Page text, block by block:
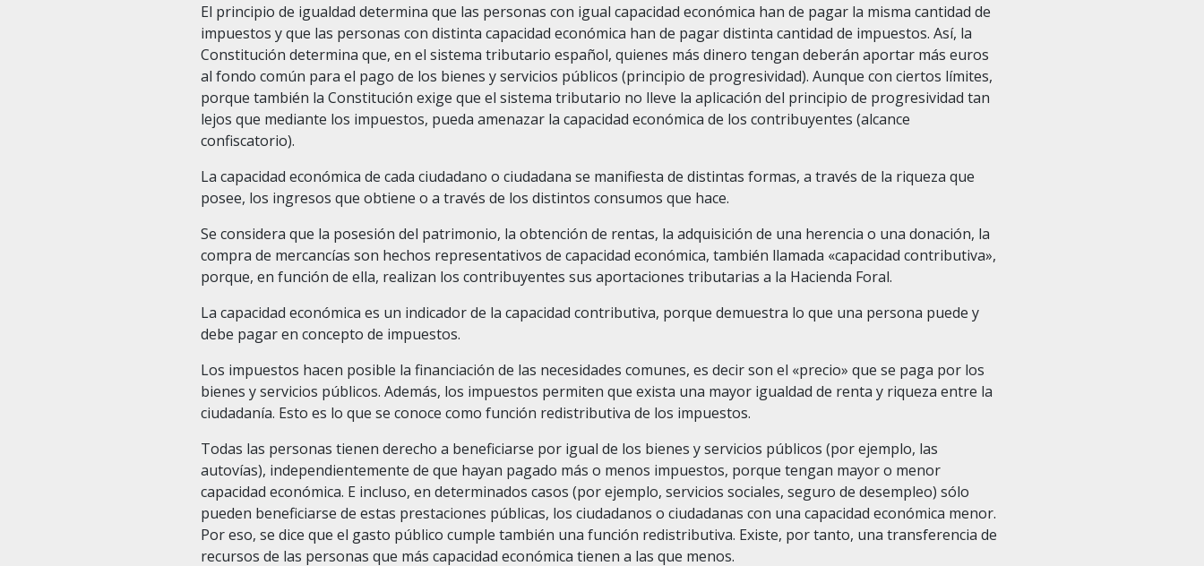
El principio de igualdad determina que las personas con igual capacidad económica han de pagar la misma cantidad de
impuestos y que las personas con distinta capacidad económica han de pagar distinta cantidad de impuestos. Así, la
Constitución determina que, en el sistema tributario español, quienes más dinero tengan deberán aportar más euros
al fondo común para el pago de los bienes y servicios públicos (principio de progresividad). Aunque con ciertos límites,
porque también la Constitución exige que el sistema tributario no lleve la aplicación del principio de progresividad tan
lejos que mediante los impuestos, pueda amenazar la capacidad económica de los contribuyentes (alcance
confiscatorio).
La capacidad económica de cada ciudadano o ciudadana se manifiesta de distintas formas, a través de la riqueza que
posee, los ingresos que obtiene o a través de los distintos consumos que hace.
Se considera que la posesión del patrimonio, la obtención de rentas, la adquisición de una herencia o una donación, la
compra de mercancías son hechos representativos de capacidad económica, también llamada «capacidad contributiva»,
porque, en función de ella, realizan los contribuyentes sus aportaciones tributarias a la Hacienda Foral.
La capacidad económica es un indicador de la capacidad contributiva, porque demuestra lo que una persona puede y
debe pagar en concepto de impuestos.
Los impuestos hacen posible la financiación de las necesidades comunes, es decir son el «precio» que se paga por los
bienes y servicios públicos. Además, los impuestos permiten que exista una mayor igualdad de renta y riqueza entre la
ciudadanía. Esto es lo que se conoce como función redistributiva de los impuestos.
Todas las personas tienen derecho a beneficiarse por igual de los bienes y servicios públicos (por ejemplo, las
autovías), independientemente de que hayan pagado más o menos impuestos, porque tengan mayor o menor
capacidad económica. E incluso, en determinados casos (por ejemplo, servicios sociales, seguro de desempleo) sólo
pueden beneficiarse de estas prestaciones públicas, los ciudadanos o ciudadanas con una capacidad económica menor.
Por eso, se dice que el gasto público cumple también una función redistributiva. Existe, por tanto, una transferencia de
recursos de las personas que más capacidad económica tienen a las que menos.